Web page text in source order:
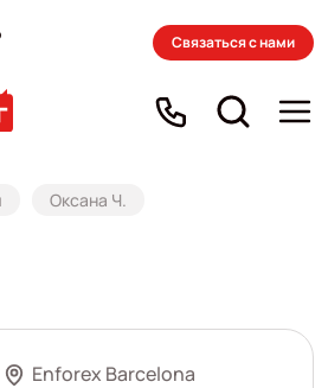
Связаться с нами
Оксана Ч.
Enforex Barcelona